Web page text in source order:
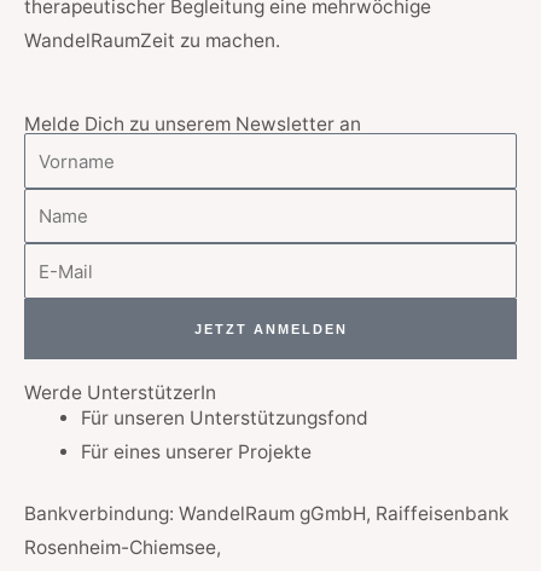
therapeutischer Begleitung eine mehrwöchige
WandelRaumZeit zu machen.
Melde Dich zu unserem Newsletter an
Name
Mail
JETZT ANMELDEN
Werde UnterstützerIn
Für unseren Unterstützungsfond
Für eines unserer Projekte
Bankverbindung: WandelRaum gGmbH, Raiffeisenbank
Rosenheim-Chiemsee,